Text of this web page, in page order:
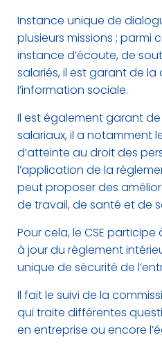
Instance unique de
plusieurs missions ; parmi
instance d’écoute, de
salariés, il est garant de la
l’information sociale.
Il est également garant
salariaux, il a notamment
d’atteinte au droit des
l’application de la
peut proposer des
de travail, de santé et de
Pour cela, le CSE
à jour du règlement
unique de sécurité de
Il fait le suivi de la
qui traite différentes
en entreprise ou encore